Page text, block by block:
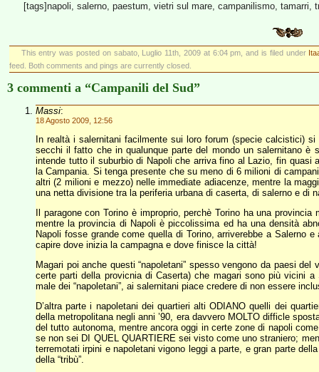
[tags]napoli, salerno, paestum, vietri sul mare, campanilismo, tamarri,
This entry was posted on sabato, Luglio 11th, 2009 at 6:04 pm, and is filed under
feed. Both comments and pings are currently closed.
3 commenti a “Campanili del Sud”
Massi:
18 Agosto 2009, 12:56
In realtà i salernitani facilmente sui loro forum (specie calcistici)
secchi il fatto che in qualunque parte del mondo un salernitano è
intende tutto il suburbio di Napoli che arriva fino al Lazio, fin
la Campania. Si tenga presente che su meno di 6 milioni di
altri (2 milioni e mezzo) nelle immediate adiacenze, mentre la
una netta divisione tra la periferia urbana di caserta, di salerno e di
Il paragone con Torino è improprio, perchè Torino ha una
mentre la provincia di Napoli è piccolissima ed ha una densità
Napoli fosse grande come quella di Torino, arriverebbe a Salerno
capire dove inizia la campagna e dove finisce la città!
Magari poi anche questi “napoletani” spesso vengono da paesi
certe parti della provicnia di Caserta) che magari sono più vicini
male dei “napoletani”, ai salernitani piace credere di non essere
D’altra parte i napoletani dei quartieri alti ODIANO quelli dei
della metropolitana negli anni ’90, era davvero MOLTO difficle
del tutto autonoma, mentre ancora oggi in certe zone di napoli
se non sei DI QUEL QUARTIERE sei visto come uno straniero;
terremotati irpini e napoletani vigono leggi a parte, e gran parte
della “tribù”.